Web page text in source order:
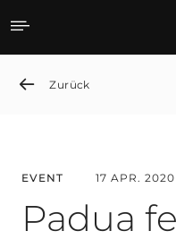
Padua
Zurück
EVENT 17 APR. 2020
Padua